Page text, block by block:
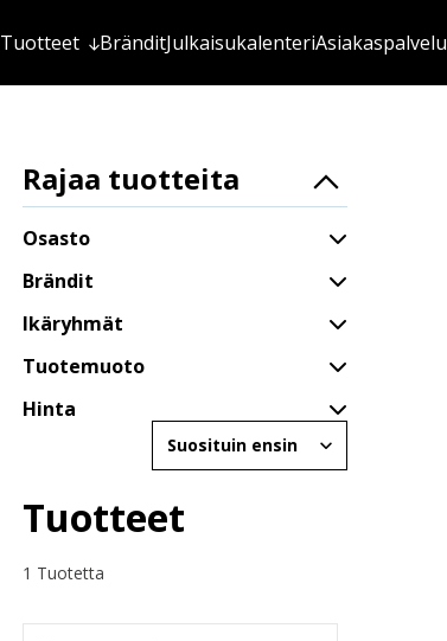
Tuotteet BränditJulkaisukalenteriAsiakaspalvelu
Rajaa tuotteita
Osasto
Brändit
Ikäryhmät
Tuotemuoto
Hinta
Järjestä
Tuotteet
1 Tuotetta